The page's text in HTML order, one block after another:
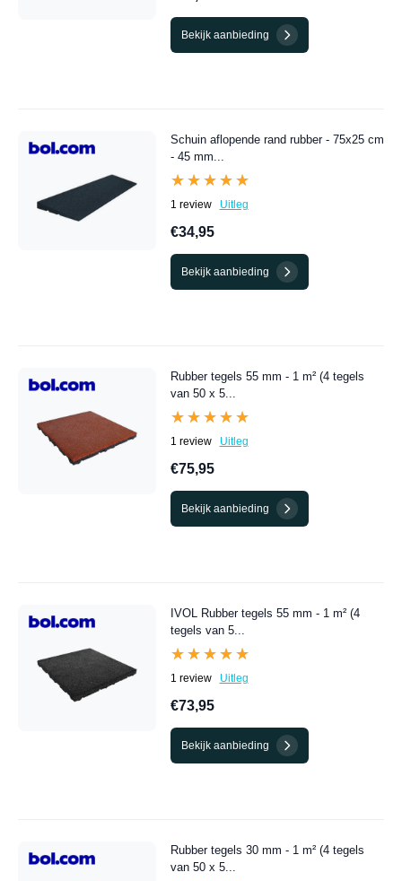
Bekijk aanbieding
Schuin aflopende rand rubber - 75x25 cm
- 45 mm...
★★★★★
★★★★★
1 review Uitleg
€34,95
Bekijk aanbieding
Rubber tegels 55 mm - 1 m² (4 tegels
van 50 x 5...
★★★★★
★★★★★
1 review Uitleg
€75,95
Bekijk aanbieding
IVOL Rubber tegels 55 mm - 1 m² (4
tegels van 5...
★★★★★
★★★★★
1 review Uitleg
€73,95
Bekijk aanbieding
Rubber tegels 30 mm - 1 m² (4 tegels
van 50 x 5...